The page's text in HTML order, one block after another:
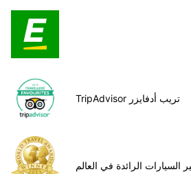
TripAdvisor تريب أدفايزر
السيارات الرائدة في العالم